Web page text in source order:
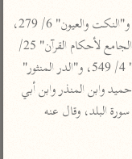
آثار
موسوعة التفسير
المأثور
الدر المنثور